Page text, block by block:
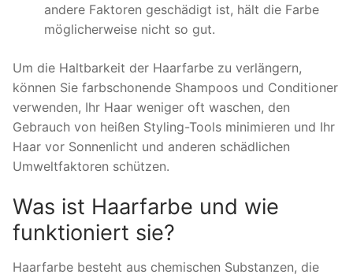
andere Faktoren geschädigt ist, hält die Farbe
möglicherweise nicht so gut.
Um die Haltbarkeit der Haarfarbe zu verlängern,
können Sie farbschonende Shampoos und Conditioner
verwenden, Ihr Haar weniger oft waschen, den
Gebrauch von heißen Styling-Tools minimieren und Ihr
Haar vor Sonnenlicht und anderen schädlichen
Umweltfaktoren schützen.
Was ist Haarfarbe und wie
funktioniert sie?
Haarfarbe besteht aus chemischen Substanzen, die